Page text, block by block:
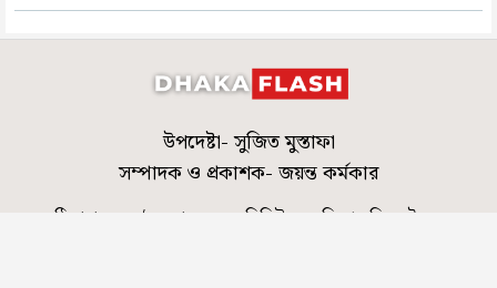
উপদেষ্টা- সুজিত মুস্তাফা
সম্পাদক ও প্রকাশক- জয়ন্ত কর্মকার
ঠিকানা- ৪৬০/এ, রোড-০৬, এভিনিউ-০৭, মিরপুর-ডিওএইচএস